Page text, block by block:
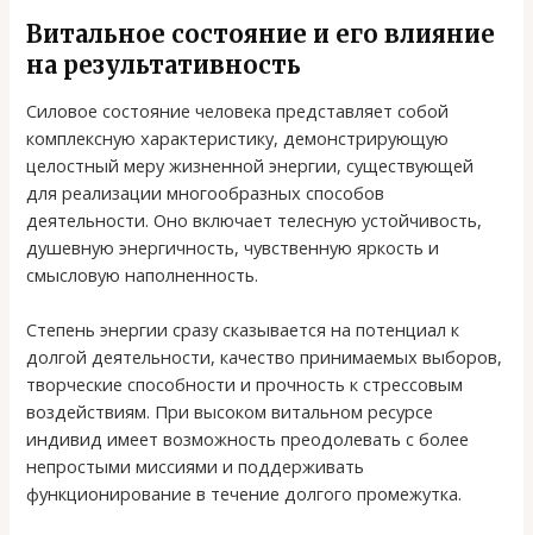
Витальное состояние и его влияние
на результативность
Силовое состояние человека представляет собой
комплексную характеристику, демонстрирующую
целостный меру жизненной энергии, существующей
для реализации многообразных способов
деятельности. Оно включает телесную устойчивость,
душевную энергичность, чувственную яркость и
смысловую наполненность.
Степень энергии сразу сказывается на потенциал к
долгой деятельности, качество принимаемых выборов,
творческие способности и прочность к стрессовым
воздействиям. При высоком витальном ресурсе
индивид имеет возможность преодолевать с более
непростыми миссиями и поддерживать
функционирование в течение долгого промежутка.